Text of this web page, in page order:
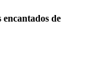
encantados de